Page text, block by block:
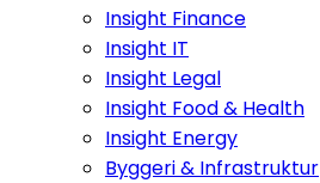
Insight Finance
Insight IT
Insight Legal
Insight Food & Health
Insight Energy
Byggeri & Infrastruktur